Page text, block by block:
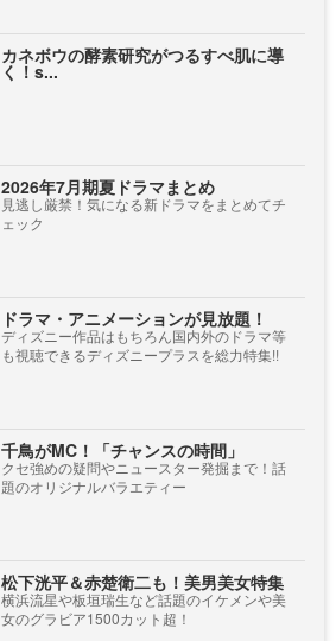
カネボウの酵素研究がつるすべ肌に導
く！s...
2026年7月期夏ドラマまとめ
見逃し厳禁！気になる新ドラマをまとめてチ
ェック
ドラマ・アニメーションが見放題！
ディズニー作品はもちろん国内外のドラマ等
も視聴できるディズニープラスを総力特集!!
千鳥がMC！「チャンスの時間」
クセ強めの疑問やニュースター発掘まで！話
題のオリジナルバラエティー
松下洸平＆赤楚衛二も！美男美女特集
横浜流星や板垣瑞生など話題のイケメンや美
女のグラビア1500カット超！